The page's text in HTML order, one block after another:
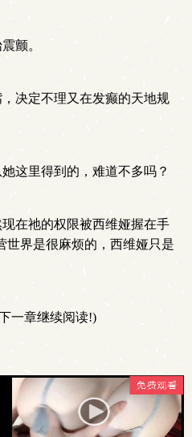
颤。
决定不理又在发癫的天地规
这里得到的，难道不多吗？
在祂的权限被西维娅握在手
世界是很麻烦的，西维娅只是
一章继续阅读!)